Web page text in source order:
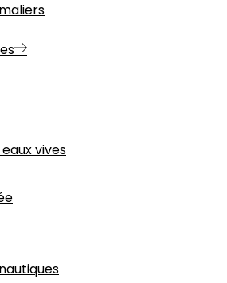
vives